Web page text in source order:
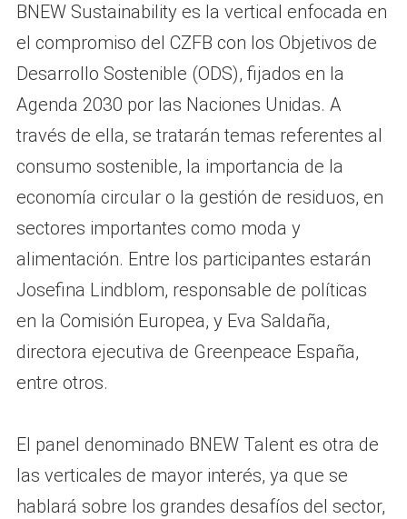
BNEW Sustainability es la vertical enfocada en
el compromiso del CZFB con los Objetivos de
Desarrollo Sostenible (ODS), fijados en la
Agenda 2030 por las Naciones Unidas. A
través de ella, se tratarán temas referentes al
consumo sostenible, la importancia de la
economía circular o la gestión de residuos, en
sectores importantes como moda y
alimentación. Entre los participantes estarán
Josefina Lindblom, responsable de políticas
en la Comisión Europea, y Eva Saldaña,
directora ejecutiva de Greenpeace España,
entre otros.
El panel denominado BNEW Talent es otra de
las verticales de mayor interés, ya que se
hablará sobre los grandes desafíos del sector,